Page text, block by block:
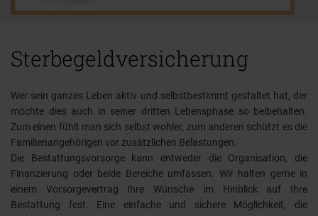
Sterbegeldversicherung
Wer sein ganzes Leben aktiv und selbstbestimmt gestaltet hat, der
möchte dies auch in seiner dritten Lebensphase so beibehalten.
Zum einen fühlt man sich selbst wohler, zum anderen schützt es die
Familienangehörigen vor zusätzlichen Belastungen.
Die Bestattungsvorsorge kann entweder die Organisation, die
Finanzierung oder beide Bereiche umfassen. Wir halten gerne in
einem Vorsorgevertrag Ihre Wünsche im Hinblick auf Ihre
Bestattung fest. Eine einfache und sichere Möglichkeit, die